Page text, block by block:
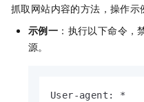
抓取网站内容的方法，操作示
示例一 ：执行以下命令，
源。
User-agent: *